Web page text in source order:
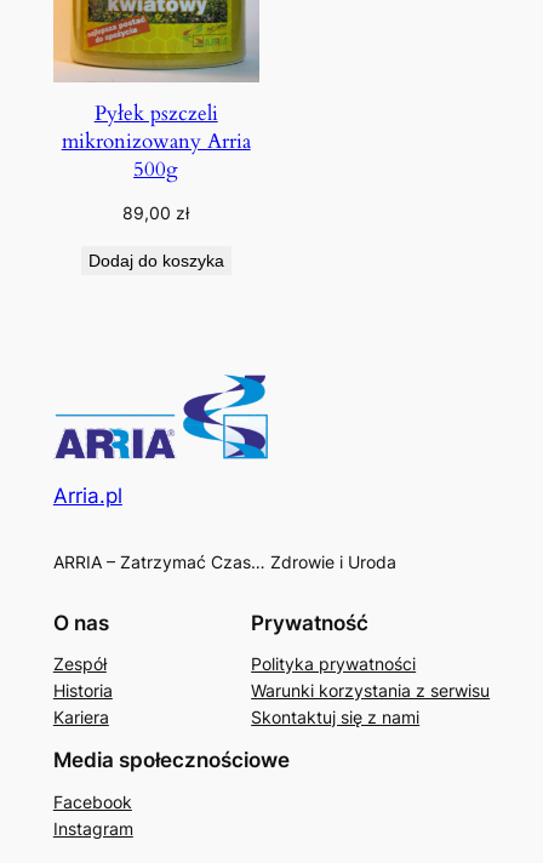
Pyłek pszczeli
mikronizowany Arria
500g
89,00 zł
Dodaj do koszyka
Arria.pl
ARRIA – Zatrzymać Czas… Zdrowie i Uroda
O nas
Zespół
Historia
Kariera
Prywatność
Polityka prywatności
Warunki korzystania z serwisu
Skontaktuj się z nami
Media społecznościowe
Facebook
Instagram